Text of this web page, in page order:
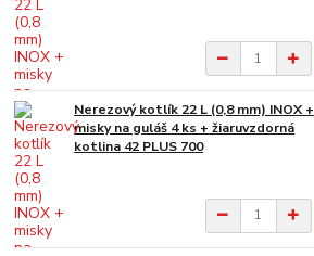
Nerezový kotlík 22 L (0,8 mm) INOX +
misky na guláš 4 ks + žiaruvzdorná
kotlina 42 PLUS 700